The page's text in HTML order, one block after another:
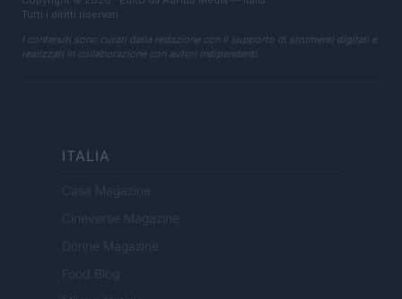
Tutti i diritti riservati
I contenuti sono curati dalla redazione con il supporto di strumenti digitali e
realizzati in collaborazione con autori indipendenti.
ITALIA
Casa Magazine
Cineverse Magazine
Donne Magazine
Food Blog